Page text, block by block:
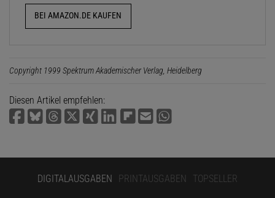
BEI AMAZON.DE KAUFEN
Copyright 1999 Spektrum Akademischer Verlag, Heidelberg
Diesen Artikel empfehlen:
DIGITALAUSGABEN PRINTAUSGABEN TOPSELLER